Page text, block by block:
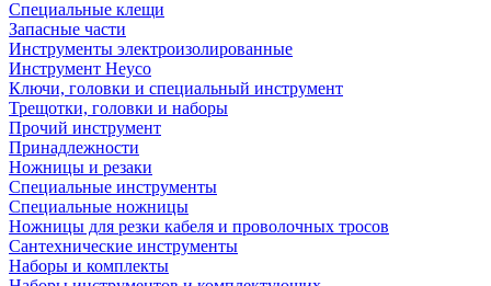
Специальные клещи
Запасные части
Инструменты электроизолированные
Инструмент Heyco
Ключи, головки и специальный инструмент
Трещотки, головки и наборы
Прочий инструмент
Принадлежности
Ножницы и резаки
Специальные инструменты
Специальные ножницы
Ножницы для резки кабеля и проволочных тросов
Сантехнические инструменты
Наборы и комплекты